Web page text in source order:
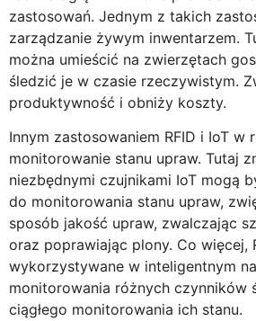
zastosowań. Jednym z takich
zarządzanie żywym inwentarzem.
można umieścić na zwierzętach
śledzić je w czasie rzeczywistym.
produktywność i obniży koszty.
Innym zastosowaniem RFID i IoT w
monitorowanie stanu upraw. Tutaj
niezbędnymi czujnikami IoT mogą
do monitorowania stanu upraw,
sposób jakość upraw, zwalczając
oraz poprawiając plony. Co więcej,
wykorzystywane w inteligentnym
monitorowania różnych czynników
ciągłego monitorowania ich stanu.